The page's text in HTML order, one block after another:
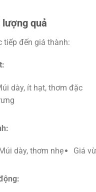
lượng quả
tiếp đến giá thành:
dày, ít hạt, thơm đặc
Múi dày, thơm nhẹ Giá